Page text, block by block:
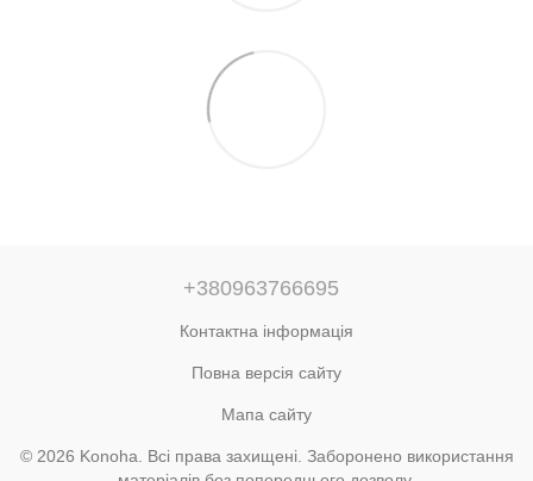
+380963766695
Контактна інформація
Повна версія сайту
Мапа сайту
© 2026 Konoha. Всі права захищені. Заборонено використання